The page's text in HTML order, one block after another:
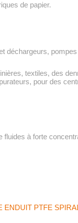
de papier.
déchargeurs,
textiles, des
pour des
à forte
PTFE